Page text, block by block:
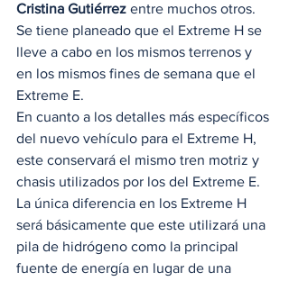
Cristina Gutiérrez entre muchos otros.
Se tiene planeado que el Extreme H se
lleve a cabo en los mismos terrenos y
en los mismos fines de semana que el
Extreme E.
En cuanto a los detalles más específicos
del nuevo vehículo para el Extreme H,
este conservará el mismo tren motriz y
chasis utilizados por los del Extreme E.
La única diferencia en los Extreme H
será básicamente que este utilizará una
pila de hidrógeno como la principal
fuente de energía en lugar de una